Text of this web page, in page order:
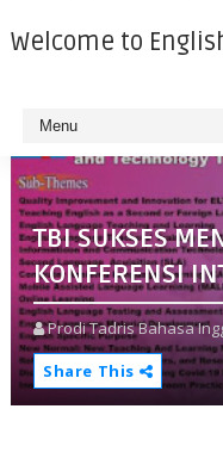
Welcome to
TBI SUKSES
KONFERENSI
Prodi Tadris Bahasa
Share This